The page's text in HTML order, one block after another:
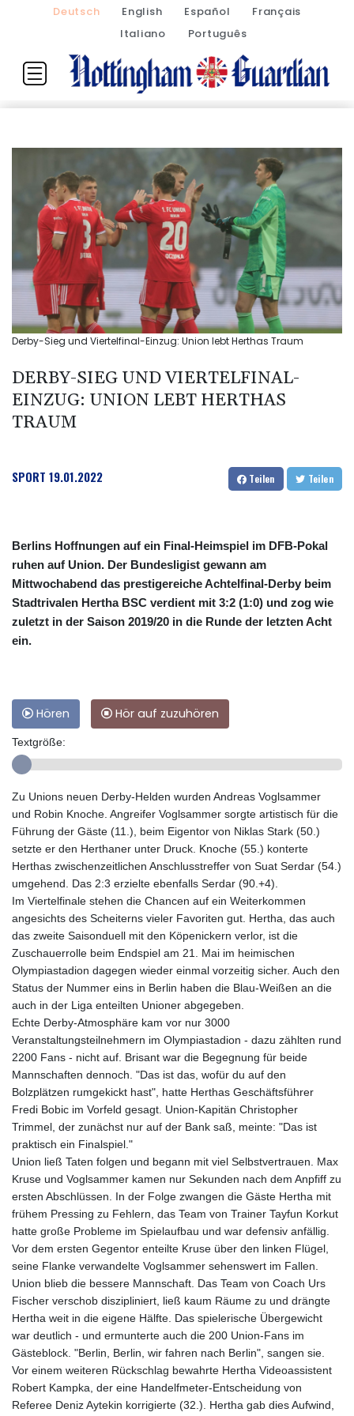
Deutsch English Español
Français
Italiano
Português
Derby-Sieg und Viertelfinal-Einzug: Union lebt Herthas Traum
DERBY-SIEG UND VIERTELFINAL-
EINZUG: UNION LEBT HERTHAS
TRAUM
SPORT 19.01.2022 Teilen Teilen
Berlins Hoffnungen auf ein Final-Heimspiel im DFB-Pokal
ruhen auf Union. Der Bundesligist gewann am
Mittwochabend das prestigereiche Achtelfinal-Derby beim
Stadtrivalen Hertha BSC verdient mit 3:2 (1:0) und zog wie
zuletzt in der Saison 2019/20 in die Runde der letzten Acht
ein.
Hören Hör auf zuzuhören
Textgröße:
Zu Unions neuen Derby-Helden wurden Andreas Voglsammer
und Robin Knoche. Angreifer Voglsammer sorgte artistisch für die
Führung der Gäste (11.), beim Eigentor von Niklas Stark (50.)
setzte er den Herthaner unter Druck. Knoche (55.) konterte
Herthas zwischenzeitlichen Anschlusstreffer von Suat Serdar (54.)
umgehend. Das 2:3 erzielte ebenfalls Serdar (90.+4).
Im Viertelfinale stehen die Chancen auf ein Weiterkommen
angesichts des Scheiterns vieler Favoriten gut. Hertha, das auch
das zweite Saisonduell mit den Köpenickern verlor, ist die
Zuschauerrolle beim Endspiel am 21. Mai im heimischen
Olympiastadion dagegen wieder einmal vorzeitig sicher. Auch den
Status der Nummer eins in Berlin haben die Blau-Weißen an die
auch in der Liga enteilten Unioner abgegeben.
Echte Derby-Atmosphäre kam vor nur 3000
Veranstaltungsteilnehmern im Olympiastadion - dazu zählten rund
2200 Fans - nicht auf. Brisant war die Begegnung für beide
Mannschaften dennoch. "Das ist das, wofür du auf den
Bolzplätzen rumgekickt hast", hatte Herthas Geschäftsführer
Fredi Bobic im Vorfeld gesagt. Union-Kapitän Christopher
Trimmel, der zunächst nur auf der Bank saß, meinte: "Das ist
praktisch ein Finalspiel."
Union ließ Taten folgen und begann mit viel Selbstvertrauen. Max
Kruse und Voglsammer kamen nur Sekunden nach dem Anpfiff zu
ersten Abschlüssen. In der Folge zwangen die Gäste Hertha mit
frühem Pressing zu Fehlern, das Team von Trainer Tayfun Korkut
hatte große Probleme im Spielaufbau und war defensiv anfällig.
Vor dem ersten Gegentor enteilte Kruse über den linken Flügel,
seine Flanke verwandelte Voglsammer sehenswert im Fallen.
Union blieb die bessere Mannschaft. Das Team von Coach Urs
Fischer verschob diszipliniert, ließ kaum Räume zu und drängte
Hertha weit in die eigene Hälfte. Das spielerische Übergewicht
war deutlich - und ermunterte auch die 200 Union-Fans im
Gästeblock. "Berlin, Berlin, wir fahren nach Berlin", sangen sie.
Vor einem weiteren Rückschlag bewahrte Hertha Videoassistent
Robert Kampka, der eine Handelfmeter-Entscheidung von
Referee Deniz Aytekin korrigierte (32.). Hertha gab dies Aufwind,